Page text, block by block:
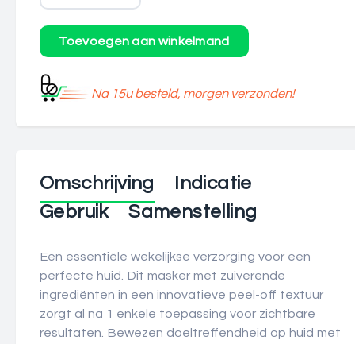
Na 15u besteld, morgen verzonden!
Omschrijving
Indicatie
Gebruik
Samenstelling
Een essentiële wekelijkse verzorging voor een
perfecte huid. Dit masker met zuiverende
ingrediënten in een innovatieve peel-off textuur
zorgt al na 1 enkele toepassing voor zichtbare
resultaten. Bewezen doeltreffendheid op huid met